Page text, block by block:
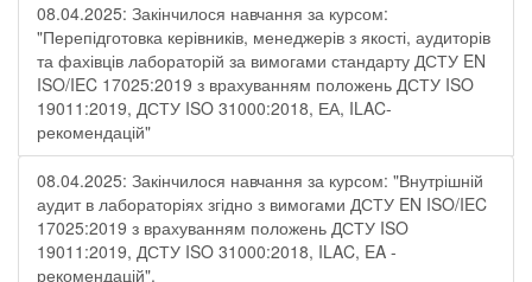
08.04.2025: Закінчилося навчання за курсом:
"Перепідготовка керівників, менеджерів з якості, аудиторів
та фахівців лабораторій за вимогами стандарту ДСТУ EN
ISO/IEC 17025:2019 з врахуванням положень ДСТУ ISO
19011:2019, ДСТУ ISO 31000:2018, ЕА, ILAC-
рекомендацій"
08.04.2025: Закінчилося навчання за курсом: "Внутрішній
аудит в лабораторіях згідно з вимогами ДСТУ EN ISO/IEC
17025:2019 з врахуванням положень ДСТУ ISO
19011:2019, ДСТУ ISO 31000:2018, ILAC, EA -
рекомендацій".